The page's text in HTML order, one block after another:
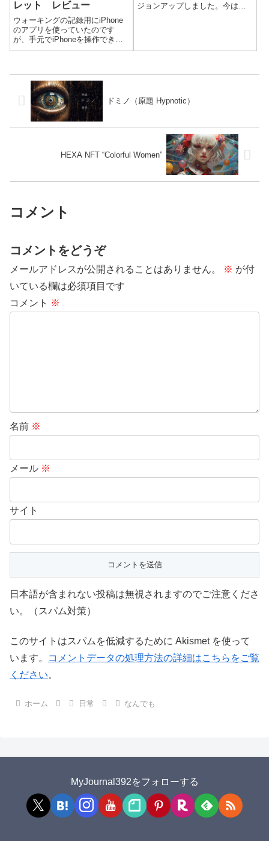
レット レビュー
ウォーキングの記録用にiPhone
のアプリを使っていたのです
が、手元でiPhoneを操作できる
スマートリストバンドやスマー
ランドのスマートブレスレット
を買いました。実際にウォー
キ...
ジョンアップしました。今は審
ドミノ（原題 Hypnotic）
HEXA NFT “Colorful Women”
コメント
コメントをどうぞ
メールアドレスが公開されることはありません。 ※ が付
いている欄は必須項目です
コメント ※
名前 ※
メール ※
サイト
日本語が含まれない投稿は無視されますのでご注意くださ
い。（スパム対策）
このサイトはスパムを低減するために Akismet を使って
います。
コメントデータの処理方法の詳細はこちらをご覧
ください。
ホーム 日常 なんでも
MyJournal392をフォローする